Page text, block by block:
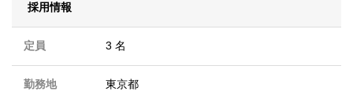
採用情報
定員 3 名
勤務地
東京都